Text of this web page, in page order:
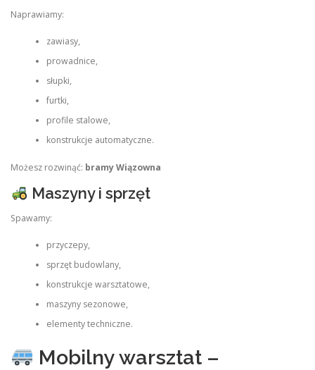
Naprawiamy:
zawiasy,
prowadnice,
słupki,
furtki,
profile stalowe,
konstrukcje automatyczne.
Możesz rozwinąć: bramy Wiązowna
Maszyny i sprzęt
Spawamy:
przyczepy,
sprzęt budowlany,
konstrukcje warsztatowe,
maszyny sezonowe,
elementy techniczne.
Mobilny warsztat –